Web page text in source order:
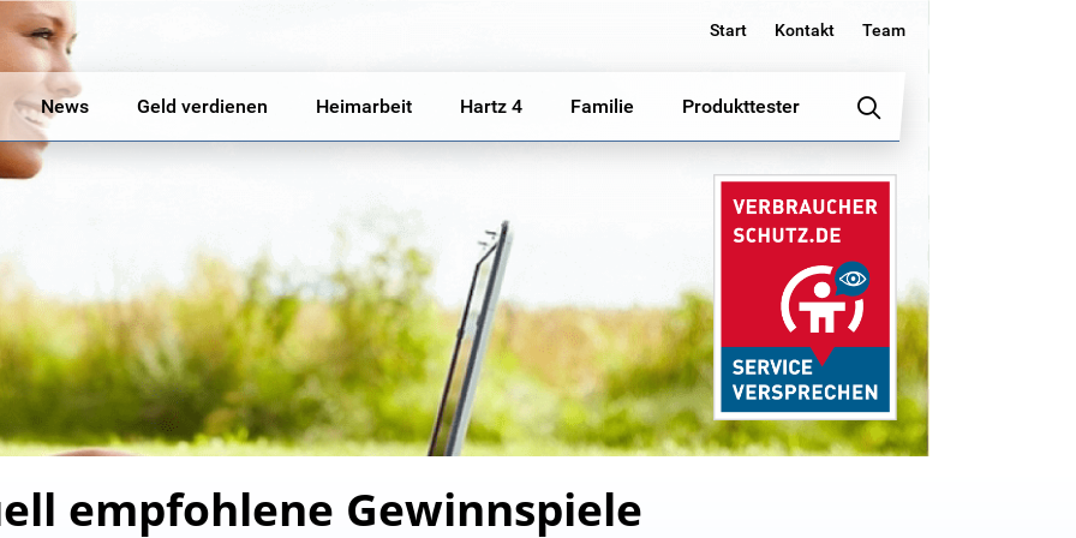
Start Kontakt Team
News Geld verdienen Heimarbeit Hartz 4 Familie Produkttester
empfohlene Gewinnspiele